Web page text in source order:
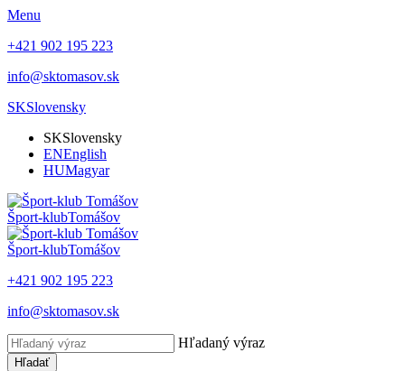
Menu
+421 902 195 223
info@sktomasov.sk
SKSlovensky
SKSlovensky
ENEnglish
HUMagyar
Šport-klubTomášov
Šport-klubTomášov
+421 902 195 223
info@sktomasov.sk
Hľadaný výraz
Hľadať